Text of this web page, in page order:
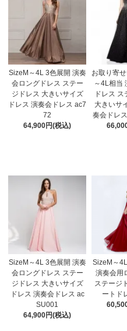
SizeM～4L 3色展開 演奏
会ロングドレス ステー
ジドレス 大きいサイズ
ドレス 演奏会ドレス ac7
72
64,900円(税込)
お取り寄
～4L相当
ドレス
大きいサ
奏会ドレ
SizeM～4L 3色展開 演奏
会ロングドレス ステー
ジドレス 大きいサイズ
ドレス 演奏会ドレス ac
SU001
64,900円(税込)
SizeM～
演奏会用
ステージ
ートド